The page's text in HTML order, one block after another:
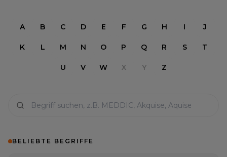
A B C D E F G H I J
K L M N O P Q R S T
U V W X Y Z
BELIEBTE BEGRIFFE